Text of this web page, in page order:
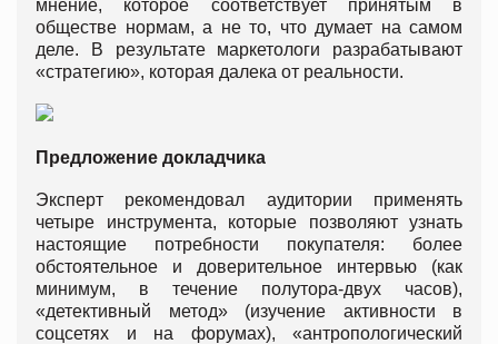
мнение, которое соответствует принятым в
обществе нормам, а не то, что думает на самом
деле. В результате маркетологи разрабатывают
«стратегию», которая далека от реальности.
Предложение докладчика
Эксперт рекомендовал аудитории применять
четыре инструмента, которые позволяют узнать
настоящие потребности покупателя: более
обстоятельное и доверительное интервью (как
минимум, в течение полутора-двух часов),
«детективный метод» (изучение активности в
соцсетях и на форумах), «антропологический